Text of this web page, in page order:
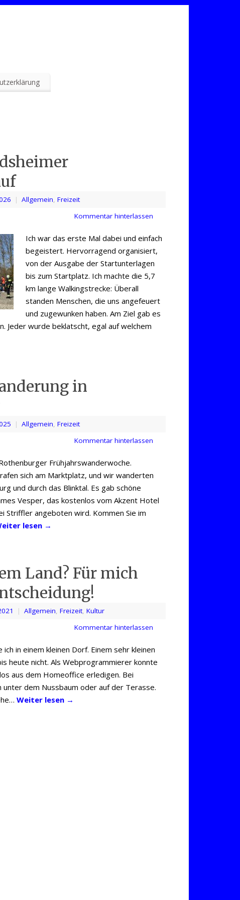
| Allgemein, Freizeit
Kommentar hinterlassen
Ich war das erste Mal dabei und einfach
begeistert. Hervorragend organisiert,
von der Ausgabe der Startunterlagen
bis zum Startplatz. Ich machte die 5,7
km lange Walkingstrecke: Überall
standen Menschen, die uns angefeuert
und zugewunken haben. Am Ziel gab es
Jeder wurde beklatscht, egal auf welchem
in
| Allgemein, Freizeit
Kommentar hinterlassen
Frühjahrswanderwoche.
sich am Marktplatz, und wir wanderten
und durch das Blinktal. Es gab schöne
Vesper, das kostenlos vom Akzent Hotel
Striffler angeboten wird. Kommen Sie im
lesen →
Land? Für mich
| Allgemein, Freizeit, Kultur
Kommentar hinterlassen
ich in einem kleinen Dorf. Einem sehr kleinen
heute nicht. Als Webprogrammierer konnte
aus dem Homeoffice erledigen. Bei
dem Nussbaum oder auf der Terasse.
Weiter lesen →